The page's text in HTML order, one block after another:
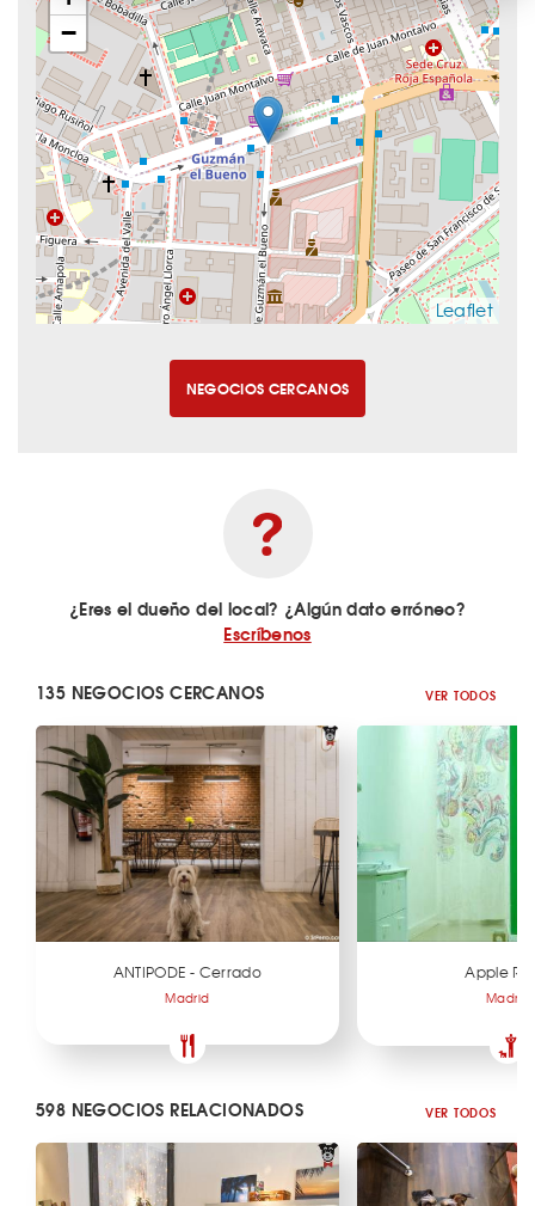
−
Leaflet
NEGOCIOS CERCANOS
¿Eres el dueño del local? ¿Algún dato erróneo?
Escríbenos
135 NEGOCIOS CERCANOS VER TODOS
ANTIPODE - Cerrado
Madrid
Apple
Madrid
598 NEGOCIOS RELACIONADOS VER TODOS